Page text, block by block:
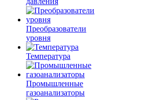
Преобразователи
уровня
Температура
Промышленные
газоанализаторы